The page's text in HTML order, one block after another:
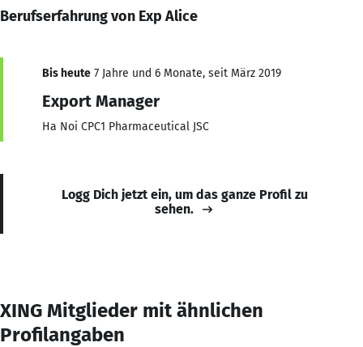
Berufserfahrung von Exp Alice
Bis heute 7 Jahre und 6 Monate, seit März 2019
Export Manager
Ha Noi CPC1 Pharmaceutical JSC
Logg Dich jetzt ein, um das ganze Profil zu
sehen.
XING Mitglieder mit ähnlichen
Profilangaben